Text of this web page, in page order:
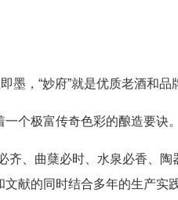
，“妙府”就是优质老酒和品
个极富传奇色彩的酿造要诀。
、曲蘖必时、水泉必香、陶
文献的同时结合多年的生产